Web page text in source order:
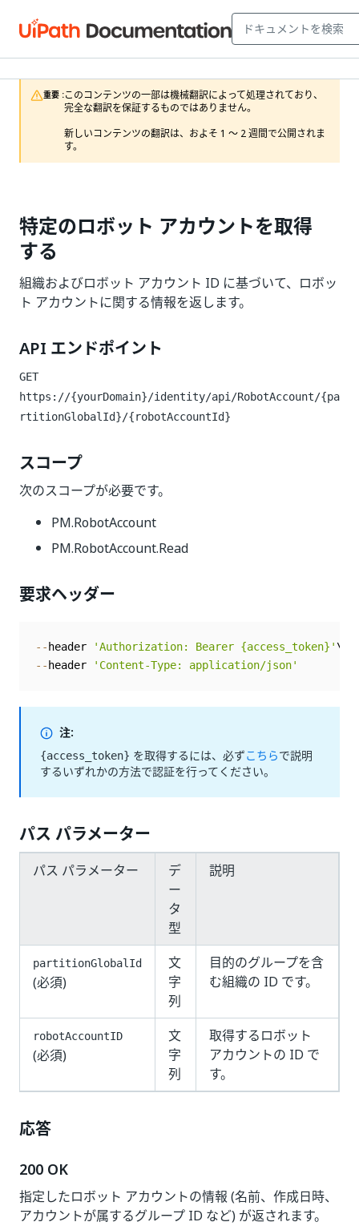
重要 :このコンテンツの一部は機械翻訳によって処理されており、
完全な翻訳を保証するものではありません。
新しいコンテンツの翻訳は、およそ 1 ～ 2 週間で公開されま
す。
特定のロボット アカウントを取得
する
組織およびロボット アカウント ID に基づいて、ロボッ
ト アカウントに関する情報を返します。
API エンドポイント
GET
https://{yourDomain}/identity/api/RobotAccount/{pa
rtitionGlobalId}/{robotAccountId}
スコープ
次のスコープが必要です。
PM.RobotAccount
PM.RobotAccount.Read
要求ヘッダー
-- header 'Authorization: Bearer {access_token}'
-- header 'Content-Type: application/json'
注:
{access_token} を取得するには、必ずこちらで説明
するいずれかの方法で認証を行ってください。
パス パラメーター
パス パラメーター
デ
ー
タ
型
説明
partitionGlobalId
(必須)
文
字
列
目的のグループを含
む組織の ID です。
robotAccountID
(必須)
文
字
列
取得するロボット
アカウントの ID で
す。
応答
200 OK
指定したロボット アカウントの情報 (名前、作成日時、
アカウントが属するグループ ID など) が返されます。